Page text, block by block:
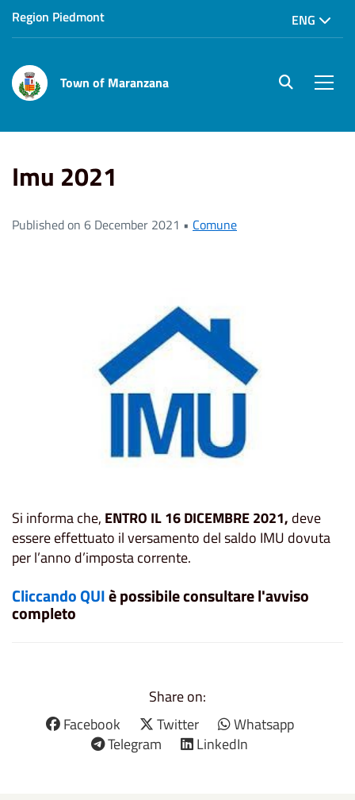
Region Piedmont ENG
Town of Maranzana site.searc
Imu 2021
Published on 6 December 2021 • Comune
Si informa che, ENTRO IL 16 DICEMBRE 2021, deve
essere effettuato il versamento del saldo IMU dovuta
per l’anno d’imposta corrente.
Cliccando QUIè possibile consultare l'avviso
completo
Share on:
Facebook
Twitter
Whatsapp
Telegram
LinkedIn